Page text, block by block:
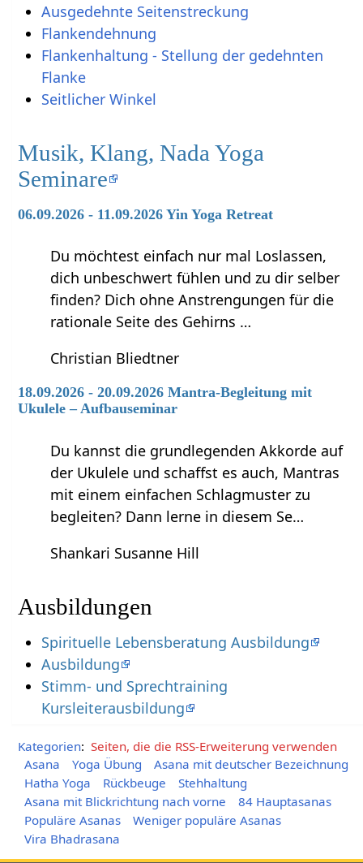
Ausgedehnte Seitenstreckung
Flankendehnung
Flankenhaltung - Stellung der gedehnten
Flanke
Seitlicher Winkel
Musik, Klang, Nada Yoga
Seminare
06.09.2026 - 11.09.2026 Yin Yoga Retreat
Du möchtest einfach nur mal Loslassen,
dich unbeschwert fühlen und zu dir selber
finden? Dich ohne Anstrengungen für die
rationale Seite des Gehirns …
Christian Bliedtner
18.09.2026 - 20.09.2026 Mantra-Begleitung mit
Ukulele – Aufbauseminar
Du kannst die grundlegenden Akkorde auf
der Ukulele und schaffst es auch, Mantras
mit einem einfachen Schlagmuster zu
begleiten? Dann lerne in diesem Se…
Shankari Susanne Hill
Ausbildungen
Spirituelle Lebensberatung Ausbildung
Ausbildung
Stimm- und Sprechtraining
Kursleiterausbildung
Kategorien: Seiten, die die RSS-Erweiterung verwenden
Asana
Yoga Übung
Asana mit deutscher Bezeichnung
Hatha Yoga
Rückbeuge
Stehhaltung
Asana mit Blickrichtung nach vorne
84 Hauptasanas
Populäre Asanas
Weniger populäre Asanas
Vira Bhadrasana